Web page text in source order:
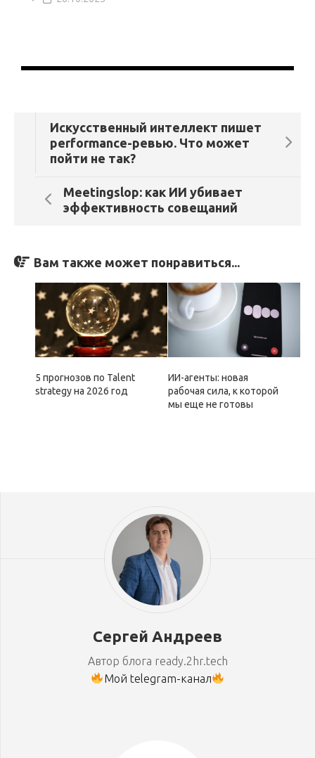
Искусственный интеллект пишет
performance-ревью. Что может
пойти не так?
Meetingslop: как ИИ убивает
эффективность совещаний
Вам также может понравиться...
5 прогнозов по Talent
strategy на 2026 год
ИИ-агенты: новая
рабочая сила, к которой
мы еще не готовы
Сергей Андреев
Автор блога ready.2hr.tech
Мой telegram-канал